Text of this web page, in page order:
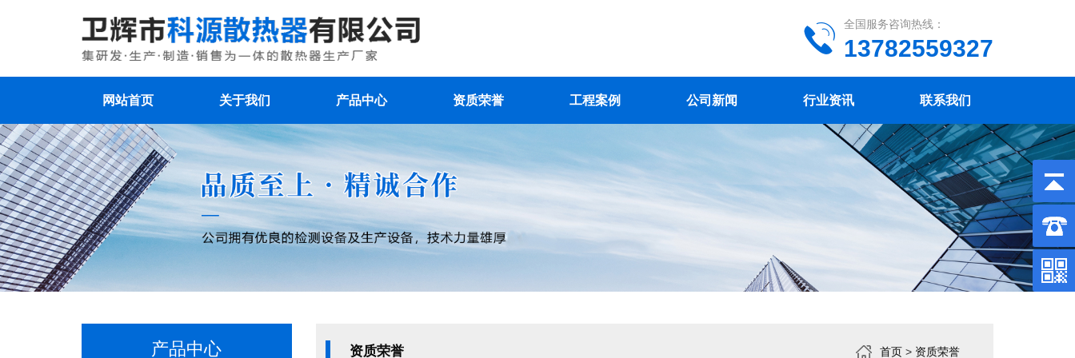
全国服务咨询热线：
13782559327
网站首页 关于我们 产品中心 资质荣誉 工程案例 公司新闻 行业资讯 联系我们
产品中心 资质荣誉 首页> 资质荣誉